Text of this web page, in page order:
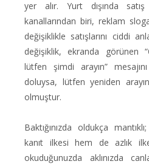
yer alır. Yurt dışında
kanallarından biri, reklam
değişiklikle satışlarını ciddi
değişiklik, ekranda görünen
lütfen şimdi arayın”
doluysa, lütfen yeniden
olmuştur.
Baktığınızda oldukça
kanıt ilkesi hem de azlık
okuduğunuzda aklınızda